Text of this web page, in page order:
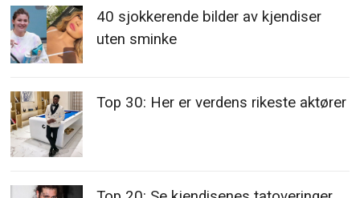
40 sjokkerende bilder av kjendiser
uten sminke
Top 30: Her er verdens rikeste aktører